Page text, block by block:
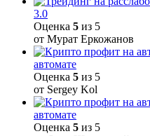
3.0
Оценка 5 из 5
от Мурат Еркожанов
автомате
Оценка 5 из 5
от Sergey Kol
автомате
Оценка 5 из 5